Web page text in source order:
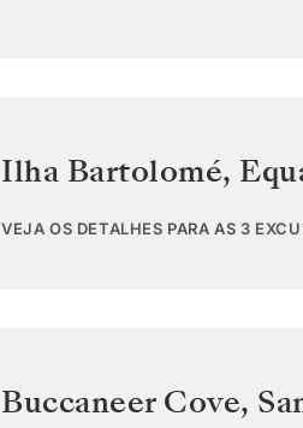
Ilha Bartolomé,
VEJA OS DETALHES PARA AS 3
Buccaneer Cove,